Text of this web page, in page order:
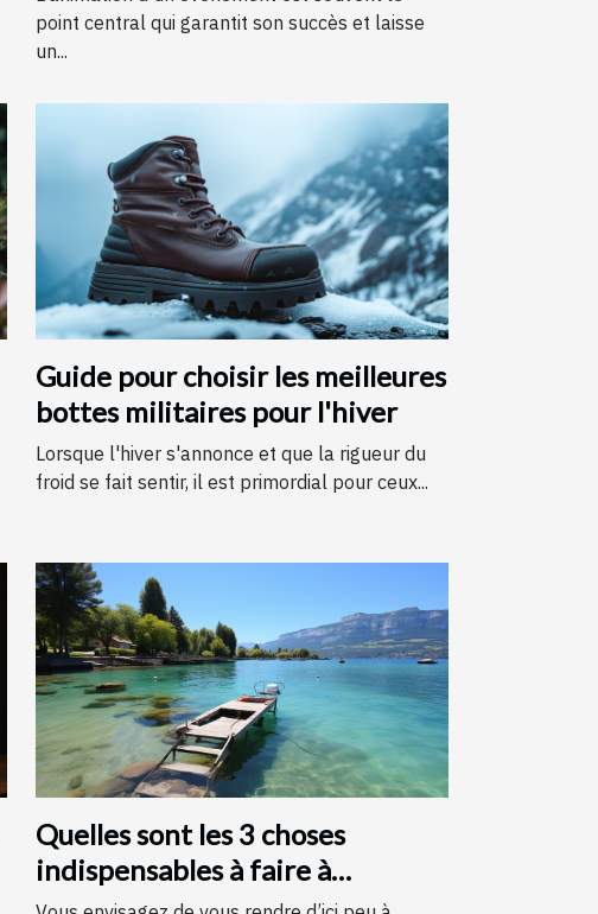
point central qui garantit son succès et laisse
un...
Guide pour choisir les meilleures
bottes militaires pour l'hiver
Lorsque l'hiver s'annonce et que la rigueur du
froid se fait sentir, il est primordial pour ceux...
Quelles sont les 3 choses
indispensables à faire à
Annecy ?